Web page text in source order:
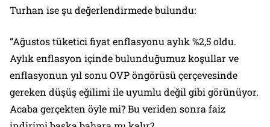
Turhan ise şu değerlendirmede bulundu:
“Ağustos tüketici fiyat enflasyonu aylık %2,5 oldu.
Aylık enflasyon içinde bulunduğumuz koşullar ve
enflasyonun yıl sonu OVP öngörüsü çerçevesinde
gereken düşüş eğilimi ile uyumlu değil gibi görünüyor.
Acaba gerçekten öyle mi? Bu veriden sonra faiz